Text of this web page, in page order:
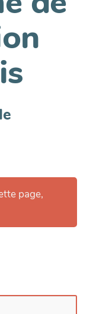
page,